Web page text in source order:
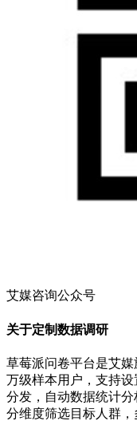
艾媒咨询公众号
关于定制数据调研
草莓派问卷平台是艾
万级样本用户，支持
分发，自动数据统计
分维度筛选目标人群